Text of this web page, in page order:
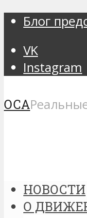
Блог
VK
Instagram
ОСА
НОВОСТИ
О